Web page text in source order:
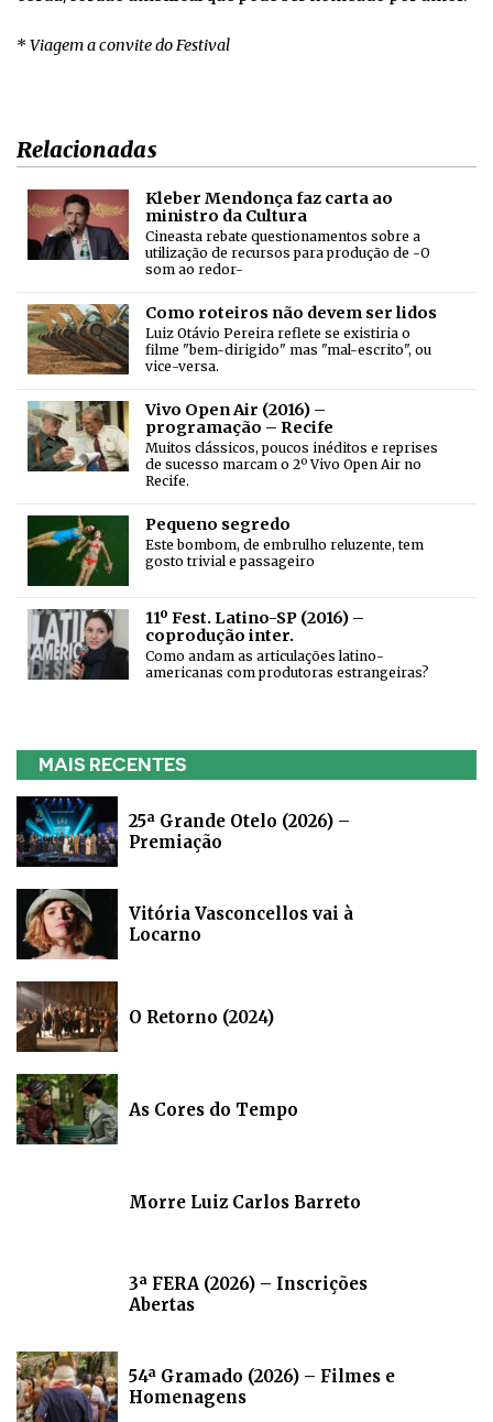
* Viagem a convite do Festival
Relacionadas
Kleber Mendonça faz carta ao
ministro da Cultura
Cineasta rebate questionamentos sobre a
utilização de recursos para produção de -O
som ao redor-
Como roteiros não devem ser lidos
Luiz Otávio Pereira reflete se existiria o
filme "bem-dirigido" mas "mal-escrito", ou
vice-versa.
Vivo Open Air (2016) –
programação – Recife
Muitos clássicos, poucos inéditos e reprises
de sucesso marcam o 2º Vivo Open Air no
Recife.
Pequeno segredo
Este bombom, de embrulho reluzente, tem
gosto trivial e passageiro
11º Fest. Latino-SP (2016) –
coprodução inter.
Como andam as articulações latino-
americanas com produtoras estrangeiras?
MAIS RECENTES
25ª Grande Otelo (2026) –
Premiação
Vitória Vasconcellos vai à
Locarno
O Retorno (2024)
As Cores do Tempo
Morre Luiz Carlos Barreto
3ª FERA (2026) – Inscrições
Abertas
54ª Gramado (2026) – Filmes e
Homenagens